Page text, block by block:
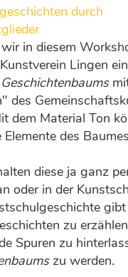
durch
in diesem
Lingen
Geschichtenbaums
des
dem Material Ton
Elemente des
diese ja ganz
oder in der
zu
Spuren zu
zu werden.